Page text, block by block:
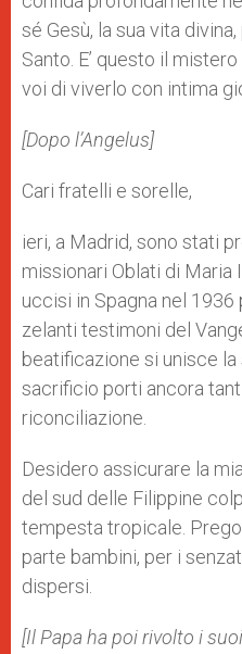
sé Gesù, la sua vita
Santo. E’ questo il
voi di viverlo con intima
[Dopo l’Angelus]
Cari fratelli e sorelle,
ieri, a Madrid, sono stati
missionari Oblati di Maria
uccisi in Spagna nel
zelanti testimoni del
beatificazione si unisce
sacrificio porti ancora
riconciliazione.
Desidero assicurare la
del sud delle Filippine
tempesta tropicale.
parte bambini, per i
dispersi.
[Il Papa ha poi rivolto i